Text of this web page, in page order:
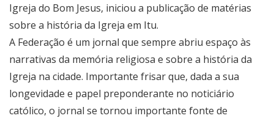
Igreja do Bom Jesus, iniciou a publicação de matérias
sobre a história da Igreja em Itu.
A Federação é um jornal que sempre abriu espaço às
narrativas da memória religiosa e sobre a história da
Igreja na cidade. Importante frisar que, dada a sua
longevidade e papel preponderante no noticiário
católico, o jornal se tornou importante fonte de